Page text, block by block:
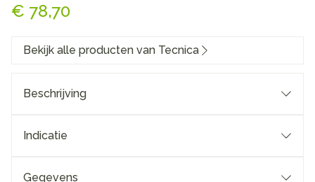
€ 78,70
Bekijk alle producten van Tecnica
Beschrijving
Indicatie
Gegevens